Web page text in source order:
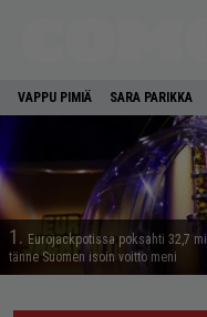
VAPPU PIMIÄ SARA PARIKKA
1. Eurojackpotissa poksahti 32,7
tänne Suomen isoin voitto meni